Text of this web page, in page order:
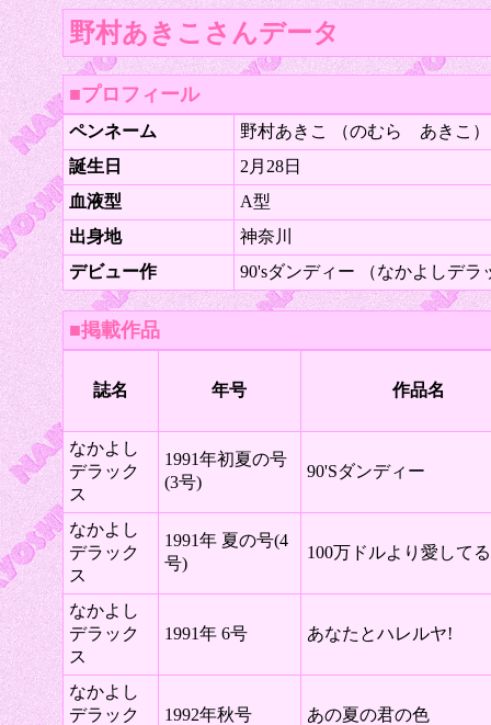
野村あきこさんデータ
■プロフィール
ペンネーム
野村あきこ （のむら あきこ）
誕生日
2月28日
血液型
A型
出身地
神奈川
デビュー作
90'sダンディー （なかよしデラ
■掲載作品
誌名 年号 作品名
なかよし
デラック
ス
1991年初夏の号
(3号)
90'Sダンディー
なかよし
デラック
ス
1991年 夏の号(4
号)
100万ドルより愛してる
なかよし
デラック
ス
1991年 6号 あなたとハレルヤ!
なかよし
デラック
1992年秋号 あの夏の君の色